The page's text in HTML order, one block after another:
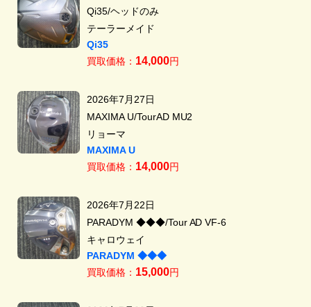
Qi35/ヘッドのみ
テーラーメイド
Qi35
買取価格： 14,000円
2026年7月27日
MAXIMA U/TourAD MU2
リョーマ
MAXIMA U
買取価格： 14,000円
2026年7月22日
PARADYM ◆◆◆/Tour AD VF-6
キャロウェイ
PARADYM ◆◆◆
買取価格： 15,000円